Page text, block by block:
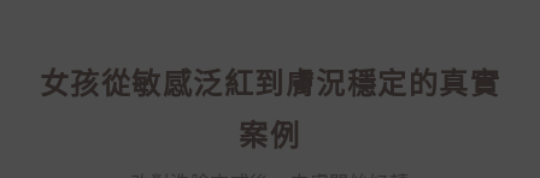
女孩從敏感泛紅到膚況穩定的真實
案例